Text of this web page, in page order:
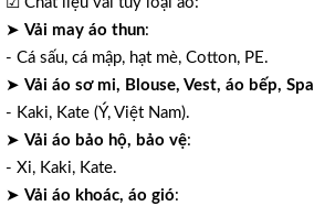
➤ Vải may áo thun:
- Cá sấu, cá mập, hạt mè, Cotton, PE.
➤ Vải áo sơ mi, Blouse, Vest, áo bếp, Spa
- Kaki, Kate (Ý, Việt Nam).
➤ Vải áo bảo hộ, bảo vệ:
- Xi, Kaki, Kate.
➤ Vải áo khoác, áo gió: